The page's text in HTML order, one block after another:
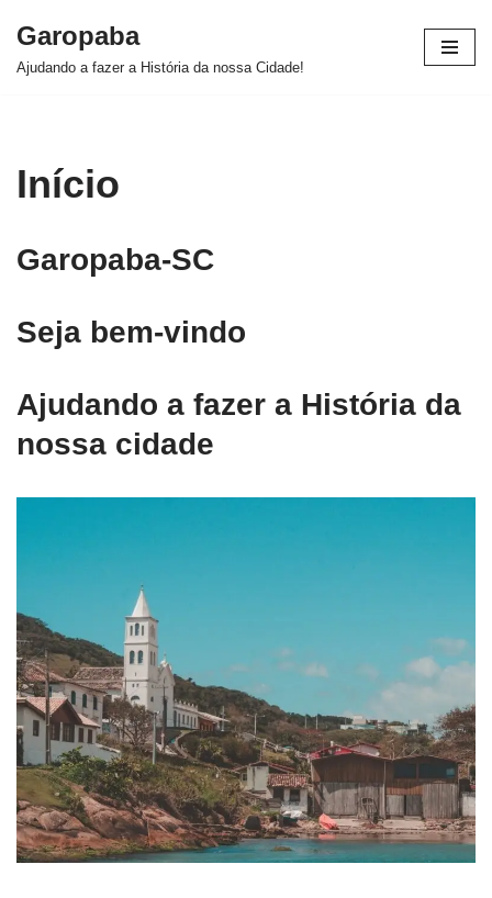
Pular
Garopaba
Ajudando a fazer a História da nossa Cidade!
Início
Garopaba-SC
Seja bem-vindo
Ajudando a fazer a História da
nossa cidade